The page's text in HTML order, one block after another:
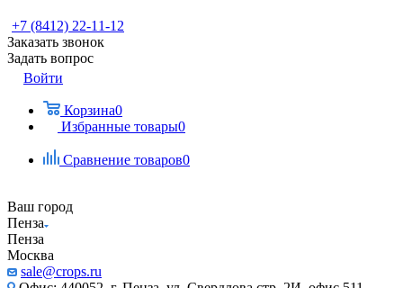
+7 (8412) 22-11-12
Заказать звонок
Задать вопрос
Войти
Корзина0
Избранные товары0
Сравнение товаров0
Ваш город
Пенза
Пенза
Москва
sale@crops.ru